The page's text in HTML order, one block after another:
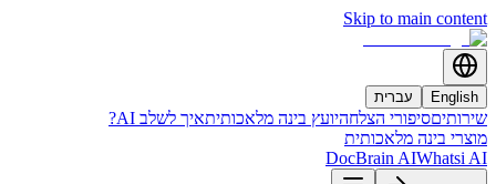
Skip to main content
English עברית
שירותיםסיפורי הצלחהיועץ בינה מלאכותיתאיך לשלב AI?
מוצרי בינה מלאכותית
DocBrain AIWhatsi AI